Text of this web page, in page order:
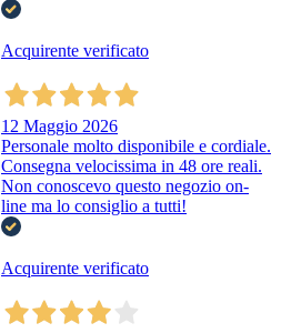
Acquirente verificato
12 Maggio 2026
Personale molto disponibile e cordiale.
Consegna velocissima in 48 ore reali.
Non conoscevo questo negozio on-
line ma lo consiglio a tutti!
Acquirente verificato